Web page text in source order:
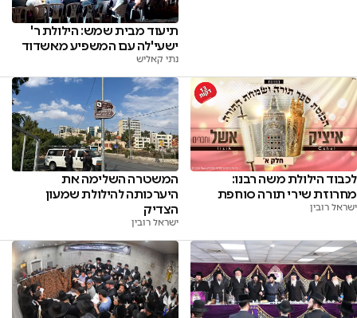
תיעוד מבית שמש: הילולת ר'
ישעי'לה עם המשפיע מאשדוד
נתי קאליש
לכבוד הילולת משה רבנו:
מחרוזת שירי תורה סוחפת
ישראל רובין
המשטרה השלימה את
היערכותה להילולת שמעון
הצדיק
ישראל רובין